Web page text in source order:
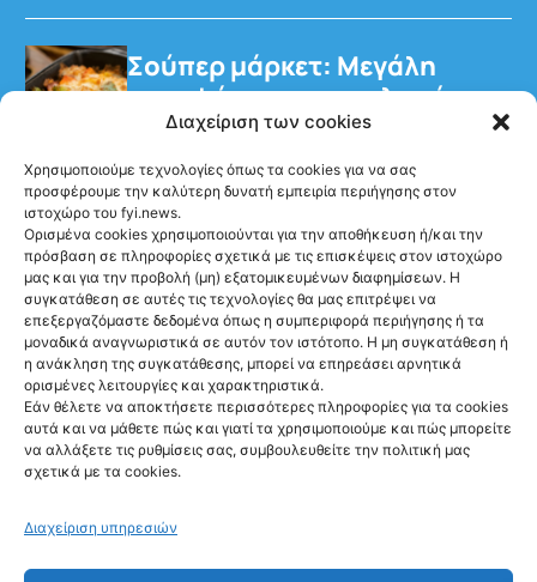
Διαχείριση των cookies
Χρησιμοποιούμε τεχνολογίες όπως τα cookies για να σας
προσφέρουμε την καλύτερη δυνατή εμπειρία περιήγησης στον
ιστοχώρο του fyi.news.
Ορισμένα cookies χρησιμοποιούνται για την αποθήκευση ή/και την
πρόσβαση σε πληροφορίες σχετικά με τις επισκέψεις στον ιστοχώρο
μας και για την προβολή (μη) εξατομικευμένων διαφημίσεων. Η
συγκατάθεση σε αυτές τις τεχνολογίες θα μας επιτρέψει να
επεξεργαζόμαστε δεδομένα όπως η συμπεριφορά περιήγησης ή τα
μοναδικά αναγνωριστικά σε αυτόν τον ιστότοπο. Η μη συγκατάθεση ή
η ανάκληση της συγκατάθεσης, μπορεί να επηρεάσει αρνητικά
ορισμένες λειτουργίες και χαρακτηριστικά.
Εάν θέλετε να αποκτήσετε περισσότερες πληροφορίες για τα cookies
αυτά και να μάθετε πώς και γιατί τα χρησιμοποιούμε και πώς μπορείτε
να αλλάξετε τις ρυθμίσεις σας, συμβουλευθείτε την πολιτική μας
σχετικά με τα cookies.
Διαχείριση υπηρεσιών
Σούπερ μάρκετ: Μεγάλη
στροφή των καταναλωτών
στα έτοιμα γεύματα
Ακολούθησέ μας
Newsletter